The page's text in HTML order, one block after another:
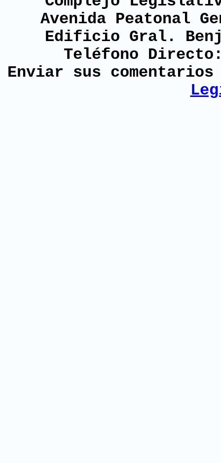
Avenida Peatonal
Edificio Gral.
Teléfono
Enviar sus